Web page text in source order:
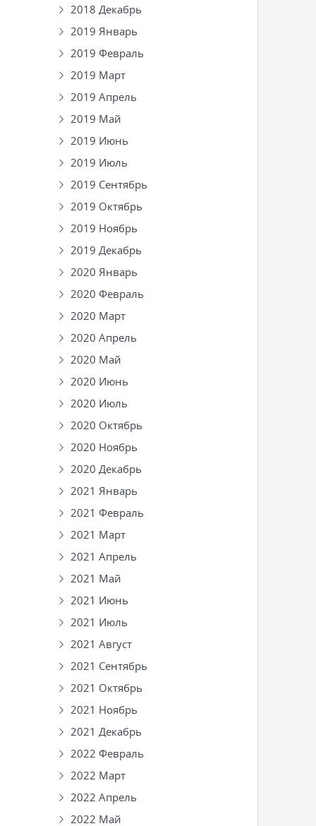
2018 Декабрь
2019 Январь
2019 Февраль
2019 Март
2019 Апрель
2019 Май
2019 Июнь
2019 Июль
2019 Сентябрь
2019 Октябрь
2019 Ноябрь
2019 Декабрь
2020 Январь
2020 Февраль
2020 Март
2020 Апрель
2020 Май
2020 Июнь
2020 Июль
2020 Октябрь
2020 Ноябрь
2020 Декабрь
2021 Январь
2021 Февраль
2021 Март
2021 Апрель
2021 Май
2021 Июнь
2021 Июль
2021 Август
2021 Сентябрь
2021 Октябрь
2021 Ноябрь
2021 Декабрь
2022 Февраль
2022 Март
2022 Апрель
2022 Май